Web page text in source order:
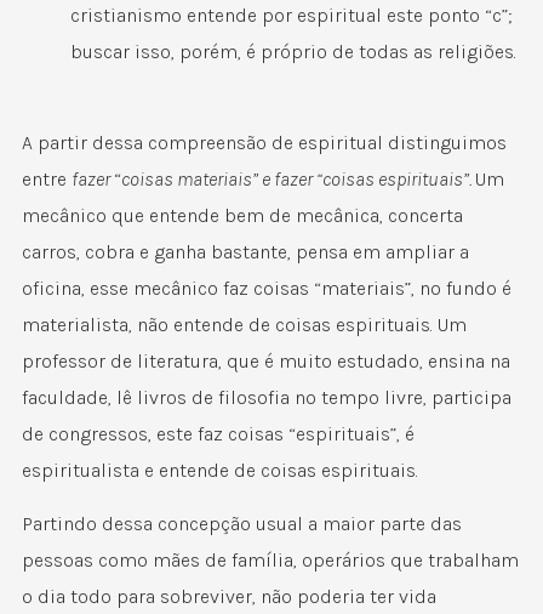
cristianismo entende por espiritual este ponto “c”;
buscar isso, porém, é próprio de todas as religiões.
A partir dessa compreensão de espiritual distinguimos
entre fazer“coisas materiais” e fazer “coisas espirituais”. Um
mecânico que entende bem de mecânica, concerta
carros, cobra e ganha bastante, pensa em ampliar a
oficina, esse mecânico faz coisas “materiais”, no fundo é
materialista, não entende de coisas espirituais. Um
professor de literatura, que é muito estudado, ensina na
faculdade, lê livros de filosofia no tempo livre, participa
de congressos, este faz coisas “espirituais”, é
espiritualista e entende de coisas espirituais.
Partindo dessa concepção usual a maior parte das
pessoas como mães de família, operários que trabalham
o dia todo para sobreviver, não poderia ter vida